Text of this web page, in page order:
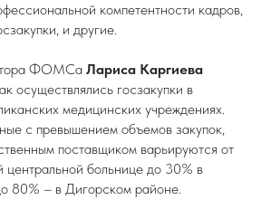
компетентности кадров,
и другие.
ФОМСа Лариса Каргиева
осуществлялись госзакупки в
медицинских учреждениях.
с превышением объемов закупок,
поставщиком варьируются от
центральной больнице до 30% в
80% – в Дигорском районе.